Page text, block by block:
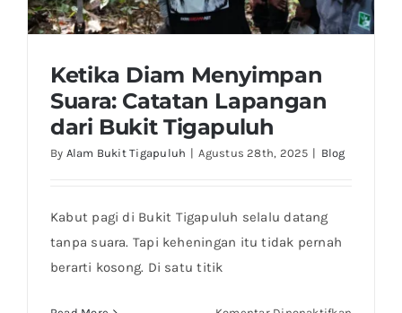
Adopsi Pohon
Ketika Diam Menyimpan Suara: Catatan
Ketika Diam Menyimpan
Suara: Catatan Lapangan
dari Bukit Tigapuluh
By Alam Bukit Tigapuluh | Agustus 28th, 2025 | Blog
Kabut pagi di Bukit Tigapuluh selalu datang
tanpa suara. Tapi keheningan itu tidak pernah
berarti kosong. Di satu titik